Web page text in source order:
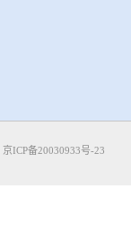
京ICP备20030933号-23